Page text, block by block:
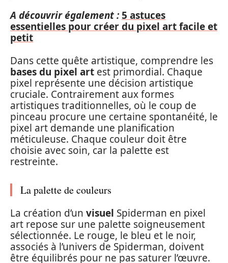
A découvrir également : 5 astuces
essentielles pour créer du pixel art facile et
petit
Dans cette quête artistique, comprendre les
bases du pixel art est primordial. Chaque
pixel représente une décision artistique
cruciale. Contrairement aux formes
artistiques traditionnelles, où le coup de
pinceau procure une certaine spontanéité, le
pixel art demande une planification
méticuleuse. Chaque couleur doit être
choisie avec soin, car la palette est
restreinte.
La palette de couleurs
La création d’un visuel Spiderman en pixel
art repose sur une palette soigneusement
sélectionnée. Le rouge, le bleu et le noir,
associés à l’univers de Spiderman, doivent
être équilibrés pour ne pas saturer l’œuvre.